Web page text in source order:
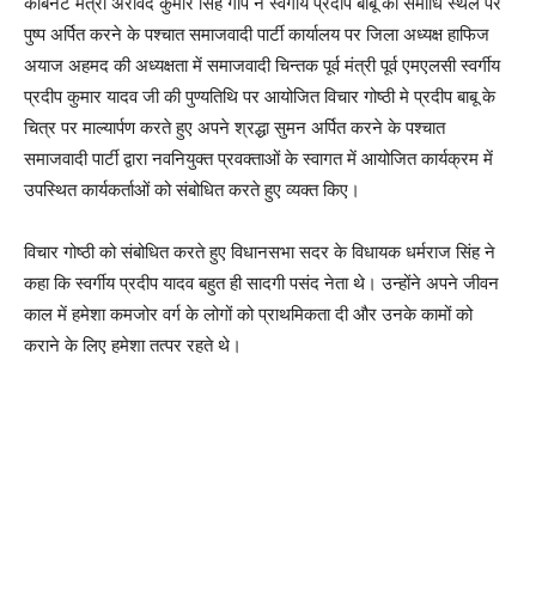
पुष्प अर्पित करने के पश्चात समाजवादी पार्टी कार्यालय पर जिला अध्यक्ष हाफिज
अयाज अहमद की अध्यक्षता में समाजवादी चिन्तक पूर्व मंत्री पूर्व एमएलसी स्वर्गीय
प्रदीप कुमार यादव जी की पुण्यतिथि पर आयोजित विचार गोष्ठी मे प्रदीप बाबू के
चित्र पर माल्यार्पण करते हुए अपने श्रद्धा सुमन अर्पित करने के पश्चात
समाजवादी पार्टी द्वारा नवनियुक्त प्रवक्ताओं के स्वागत में आयोजित कार्यक्रम में
उपस्थित कार्यकर्ताओं को संबोधित करते हुए व्यक्त किए।
विचार गोष्ठी को संबोधित करते हुए विधानसभा सदर के विधायक धर्मराज सिंह ने
कहा कि स्वर्गीय प्रदीप यादव बहुत ही सादगी पसंद नेता थे। उन्होंने अपने जीवन
काल में हमेशा कमजोर वर्ग के लोगों को प्राथमिकता दी और उनके कामों को
कराने के लिए हमेशा तत्पर रहते थे।